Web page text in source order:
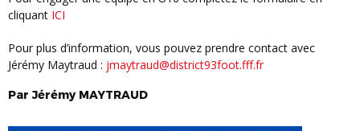
cliquant ICI
Pour plus d’information, vous pouvez prendre contact avec
Jérémy Maytraud : jmaytraud@district93foot.fff.fr
ParJérémy MAYTRAUD